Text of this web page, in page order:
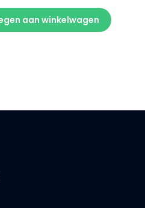
aan winkelwagen